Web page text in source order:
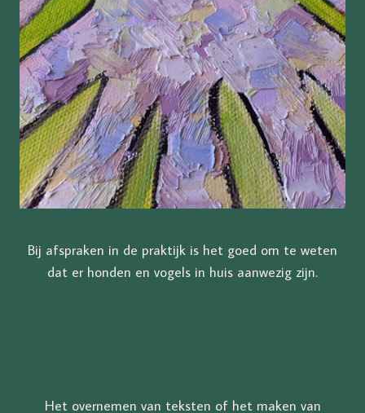
Bij afspraken in de praktijk is het goed om te weten
dat er honden en vogels in huis aanwezig zijn.
Het overnemen van teksten of het maken van